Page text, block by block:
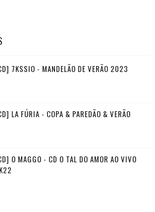
7KSSIO - MANDELÃO DE VERÃO 2023
LA FÚRIA - COPA & PAREDÃO & VERÃO
O MAGGO - CD O TAL DO AMOR AO VIVO